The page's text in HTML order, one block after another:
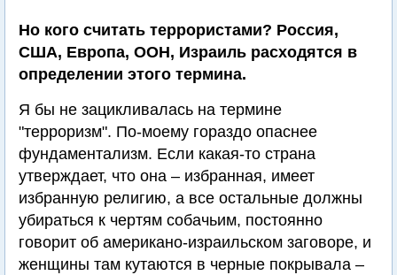
Но кого считать террористами? Россия,
США, Европа, ООН, Израиль расходятся в
определении этого термина.
Я бы не зацикливалась на термине
"терроризм". По-моему гораздо опаснее
фундаментализм. Если какая-то страна
утверждает, что она – избранная, имеет
избранную религию, а все остальные должны
убираться к чертям собачьим, постоянно
говорит об американо-израильском заговоре, и
женщины там кутаются в черные покрывала –